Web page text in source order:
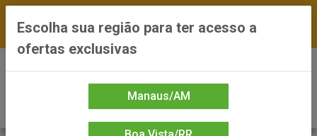
*Preços exclusivos do site — Entrega em até 24h
Escolha sua região para ter acesso a
ofertas exclusivas
Manaus/AM